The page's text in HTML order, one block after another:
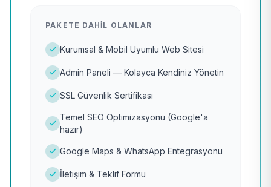
PAKETE DAHIL OLANLAR
Kurumsal & Mobil Uyumlu Web Sitesi
Admin Paneli — Kolayca Kendiniz Yönetin
SSL Güvenlik Sertifikası
Temel SEO Optimizasyonu (Google'a
hazır)
Google Maps & WhatsApp Entegrasyonu
İletişim & Teklif Formu